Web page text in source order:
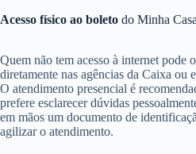
Acesso físico ao boleto do Minha
Quem não tem acesso à internet pode
diretamente nas agências da Caixa ou
O atendimento presencial é
prefere esclarecer dúvidas
em mãos um documento de
agilizar o atendimento.